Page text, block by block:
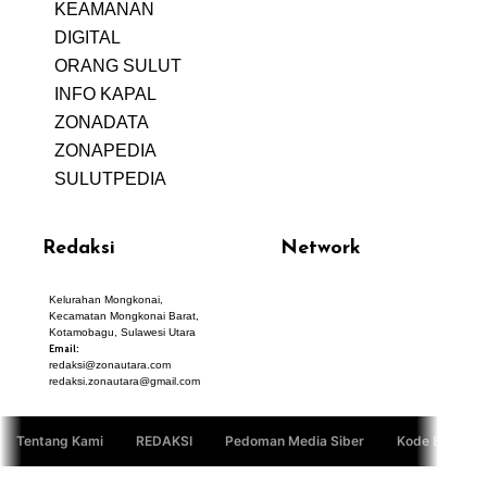
KEAMANAN
DIGITAL
ORANG SULUT
INFO KAPAL
ZONADATA
ZONAPEDIA
SULUTPEDIA
Redaksi
Kelurahan Mongkonai,
Kecamatan Mongkonai Barat,
Kotamobagu, Sulawesi Utara
Email:
redaksi@zonautara.com
redaksi.zonautara@gmail.com
Network
Tentang Kami REDAKSI Pedoman Media Siber Kode Etik